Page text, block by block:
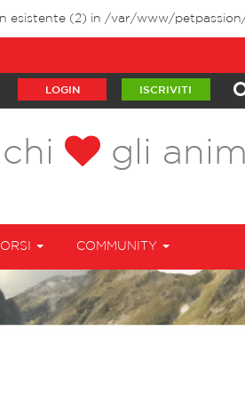
esistente (2) in /var/www/
LOGIN ISCRIVITI
gli
COMMUNITY